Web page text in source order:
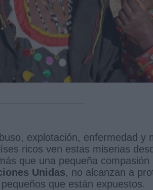
explotación, enfermedad y
ricos ven estas miserias
que una pequeña compasión
Unidas, no alcanzan a
que están expuestos.